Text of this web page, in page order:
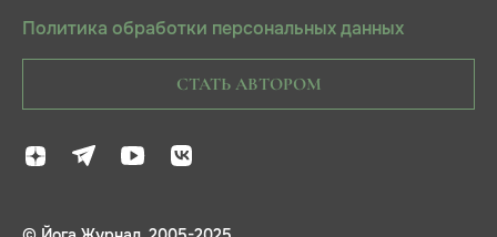
Политика обработки персональных данных
СТАТЬ АВТОРОМ